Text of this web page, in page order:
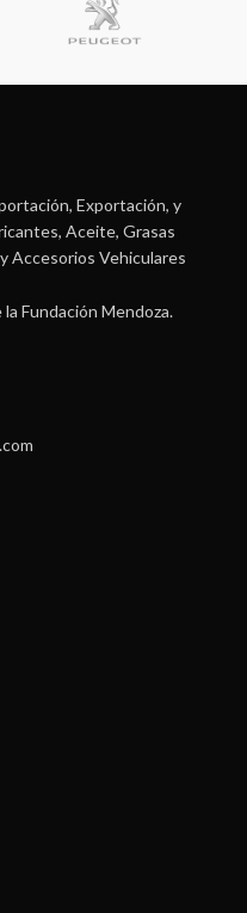
Exportación, y
Aceite, Grasas
Accesorios Vehiculares
Fundación Mendoza.